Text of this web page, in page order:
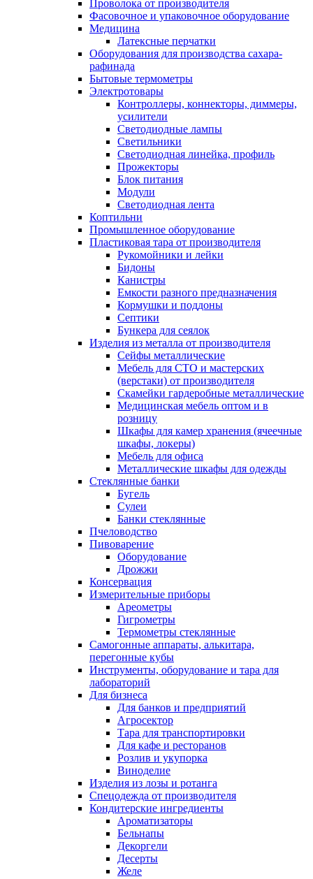
Проволока от производителя
Фасовочное и упаковочное оборудование
Медицина
Латексные перчатки
Оборудования для производства сахара-
рафинада
Бытовые термометры
Электротовары
Контроллеры, коннекторы, диммеры,
усилители
Светодиодные лампы
Светильники
Светодиодная линейка, профиль
Прожекторы
Блок питания
Модули
Светодиодная лента
Коптильни
Промышленное оборудование
Пластиковая тара от производителя
Рукомойники и лейки
Бидоны
Канистры
Емкости разного предназначения
Кормушки и поддоны
Септики
Бункера для сеялок
Изделия из металла от производителя
Сейфы металлические
Мебель для СТО и мастерских
(верстаки) от производителя
Скамейки гардеробные металлические
Медицинская мебель оптом и в
розницу
Шкафы для камер хранения (ячеечные
шкафы, локеры)
Мебель для офиса
Металлические шкафы для одежды
Стеклянные банки
Бугель
Сулеи
Банки стеклянные
Пчеловодство
Пивоварение
Оборудование
Дрожжи
Консервация
Измерительные приборы
Ареометры
Гигрометры
Термометры стеклянные
Самогонные аппараты, алькитара,
перегонные кубы
Инструменты, оборудование и тара для
лабораторий
Для бизнеса
Для банков и предприятий
Агросектор
Тара для транспортировки
Для кафе и ресторанов
Розлив и укупорка
Виноделие
Изделия из лозы и ротанга
Спецодежда от производителя
Кондитерские ингредиенты
Ароматизаторы
Бельнапы
Декоргели
Десерты
Желe